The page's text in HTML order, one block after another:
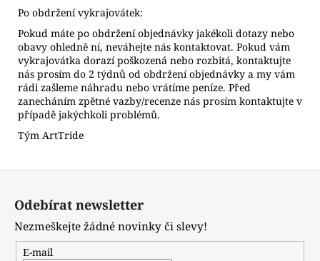
Po obdržení vykrajovátek:
Pokud máte po obdržení objednávky jakékoli dotazy nebo
obavy ohledně ní, neváhejte nás kontaktovat. Pokud vám
vykrajovátka dorazí poškozená nebo rozbitá, kontaktujte
nás prosím do 2 týdnů od obdržení objednávky a my vám
rádi zašleme náhradu nebo vrátíme peníze. Před
zanecháním zpětné vazby/recenze nás prosím kontaktujte v
případě jakýchkoli problémů.
Tým ArtTride
Odebírat newsletter
Nezmeškejte žádné novinky či slevy!
E-mail